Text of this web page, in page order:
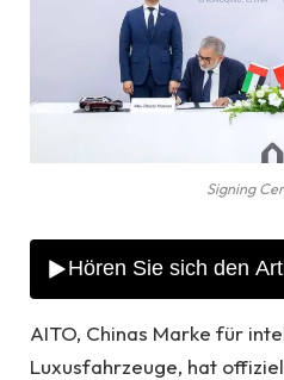
Signing
AITO, Chinas Marke für
Luxusfahrzeuge, hat